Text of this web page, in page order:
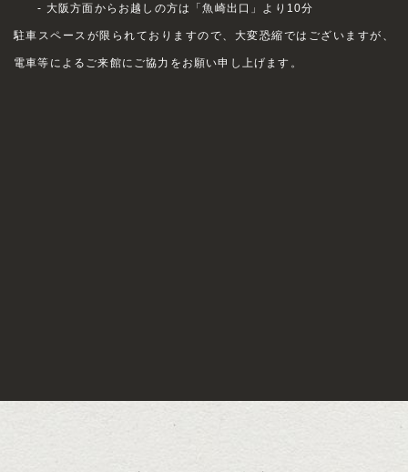
- 大阪方面からお越しの方は「魚崎出口」より10分
駐車スペースが限られておりますので、大変恐縮ではございますが、
電車等によるご来館にご協力をお願い申し上げます。